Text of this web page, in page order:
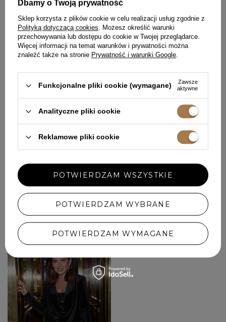
629,00 ZŁ
769,00 ZŁ
CASPERA - CZARNA SUKIENKA
MINI Z KWIATOWĄ APLIKACJĄ
XXS XL XXL
669,00 ZŁ
EMERSON - CZARNA SUKIENKA
MINI O TRAPEZOWYM KROJU
XXS XS S M L XL
599,00 ZŁ
Zobacz więcej...
Dbamy o Twoją prywatność
Sklep korzysta z plików cookie w celu realizacji usług zgodnie z
Polityką dotyczącą cookies. Możesz określić warunki
przechowywania lub dostępu do cookie w Twojej przeglądarce.
Więcej informacji na temat warunków i prywatności można
znaleźć także na stronie Prywatność i warunki Google.
Funkcjonalne pliki cookie (wymagane)
Zawsze
aktywne
Analityczne pliki cookie
Reklamowe pliki cookie
POTWIERDZAM WYBRANE
POTWIERDZAM WYMAGANE
POTWIERDZAM WSZYSTKIE